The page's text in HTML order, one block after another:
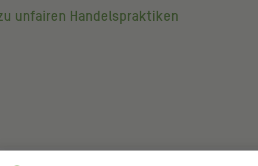
unfairen Handelspraktiken